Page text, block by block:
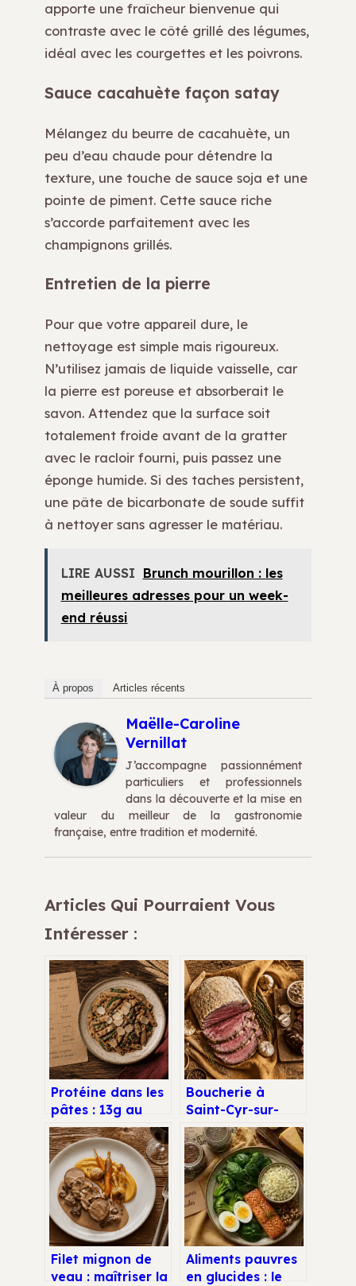
apporte une fraîcheur bienvenue qui
contraste avec le côté grillé des légumes,
idéal avec les courgettes et les poivrons.
Sauce cacahuète façon satay
Mélangez du beurre de cacahuète, un
peu d’eau chaude pour détendre la
texture, une touche de sauce soja et une
pointe de piment. Cette sauce riche
s’accorde parfaitement avec les
champignons grillés.
Entretien de la pierre
Pour que votre appareil dure, le
nettoyage est simple mais rigoureux.
N’utilisez jamais de liquide vaisselle, car
la pierre est poreuse et absorberait le
savon. Attendez que la surface soit
totalement froide avant de la gratter
avec le racloir fourni, puis passez une
éponge humide. Si des taches persistent,
une pâte de bicarbonate de soude suffit
à nettoyer sans agresser le matériau.
LIRE AUSSI Brunch mourillon : les
meilleures adresses pour un week-
end réussi
À propos Articles récents
Maëlle-Caroline
Vernillat
J’accompagne passionnément
particuliers et professionnels
dans la découverte et la mise en
valeur du meilleur de la gastronomie
française, entre tradition et modernité.
Articles Qui Pourraient Vous
Intéresser :
Protéine dans les
pâtes : 13g au
compteur et
l’astuce pour
doubler l’apport
Boucherie à
Saint-Cyr-sur-
Loire : 4 adresses
d’exception pour
vos viandes et
plats traiteur
Filet mignon de
veau : maîtriser la
Aliments pauvres
en glucides : le